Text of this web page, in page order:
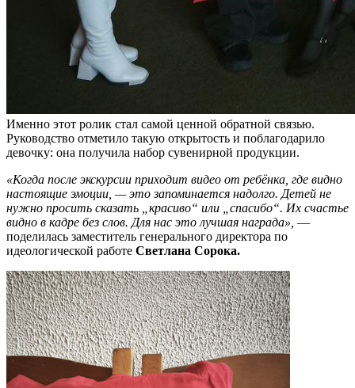
Именно этот ролик стал самой ценной обратной связью.
Руководство отметило такую открытость и поблагодарило
девочку: она получила набор сувенирной продукции.
«Когда после экскурсии приходит видео от ребёнка, где видно
настоящие эмоции, — это запоминается надолго. Детей не
нужно просить сказать „красиво“ или „спасибо“. Их счастье
видно в кадре без слов. Для нас это лучшая награда», —
поделилась заместитель генерального директора по
идеологической работе Светлана Сорока.